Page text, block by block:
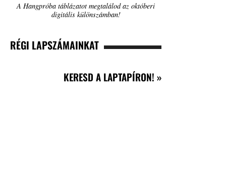
A Hangpróba táblázatot megtalálod az októberi
digitális különszámban!
RÉGI LAPSZÁMAINKAT
KERESD A LAPTAPÍRON! »